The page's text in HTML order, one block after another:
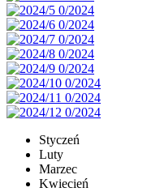
Styczeń
Luty
Marzec
Kwiecień